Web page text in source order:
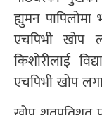
ह्युमन
एचपिभी खोप
किशोरीलाई
एचपिभी खोप